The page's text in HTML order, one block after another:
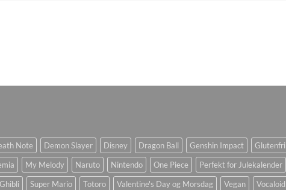
Note Demon Slayer Disney Dragon Ball Genshin Impact Glutenfri
My Melody Naruto Nintendo One Piece Perfekt for Julekalender
Super Mario Totoro Valentine's Day og Morsdag Vegan Vocaloid